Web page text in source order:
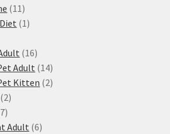
11 11
produktů
1 1
1616
produktů
Adult 1414
produktů
Kitten 22
22
17
produktů
Adult 66